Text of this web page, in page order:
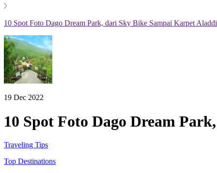
10 Spot Foto Dago Dream Park, dari Sky Bike Sampai Karpet
19 Dec 2022
10 Spot Foto Dago Dream
Traveling Tips
Top Destinations